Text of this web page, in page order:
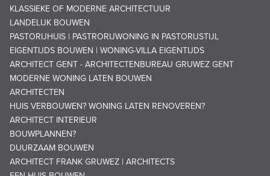
KLASSIEKE OF MODERNE ARCHITECTUUR
LANDELIJK BOUWEN
PASTORIJHUIS | PASTRORIJWONING IN PASTORIJSTIJL
EIGENTIJDS BOUWEN | WONING-VILLA EIGENTIJDS
ARCHITECT GENT - ARCHITECTENBUREAU GRUWEZ GENT
MODERNE WONING LATEN BOUWEN
ARCHITECTEN
HUIS VERBOUWEN? WONING LATEN RENOVEREN?
ARCHITECT INTERIEUR
BOUWPLANNEN?
DUURZAAM BOUWEN
ARCHITECT FRANK GRUWEZ | ARCHITECTS